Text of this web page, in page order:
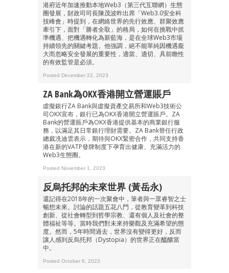
港府近年加速推動本地Web3（第三代互聯網）生態
圈發展，財政司司長陳茂波昨出席「Web3.0安全科
技峰會」時提到，在網絡世界的先行效應、群聚效應
牽引下，面對「勝者全取」的格局，如何在挑戰中抓
準機遇、把機遇轉化為新藍海，是在全球Web3市場
持續領先的關鍵考題。他強調，絕不能單純因機遇龐
大而忽略安全發展的重要性，適當、適切、具前瞻性
的有效監管是必須。
Posted December 22, 2023
ZA Bank為OKX香港開立營運賬戶
虛擬銀行ZA Bank與虛擬資產交易所和Web3技術公
司OKX宣布，銀行已為OKX香港開立營運賬戶。ZA
Bank的營運賬戶為OKX香港提供基本的商業銀行服
務，以滿足其日常銀行理財需要。ZA Bank替任行政
總裁冼迪雲表示，期待與OKX緊密合作，共同支持香
港在新的VATP發牌制度下孕育出健康、充滿活力的
Web3生態圈。
Posted November 1, 2023
反烏托邦的未來世界 (黃岳永)
還記得在2018年的一次聚會中，筆者與一眾睿智之士
暢想未來。討論的話題五花八門，從教育變革到科技
創新、從社會轉型到哲學宗教、還有個人及社會的整
體福祉等等。當時我們對未來持樂觀及充滿希望的態
度。然而，5年時間過去，世界沒有變得更好，反而
讓人感到反烏托邦（Dystopia）的世界正在醞釀當
中。
Posted October 6, 2023